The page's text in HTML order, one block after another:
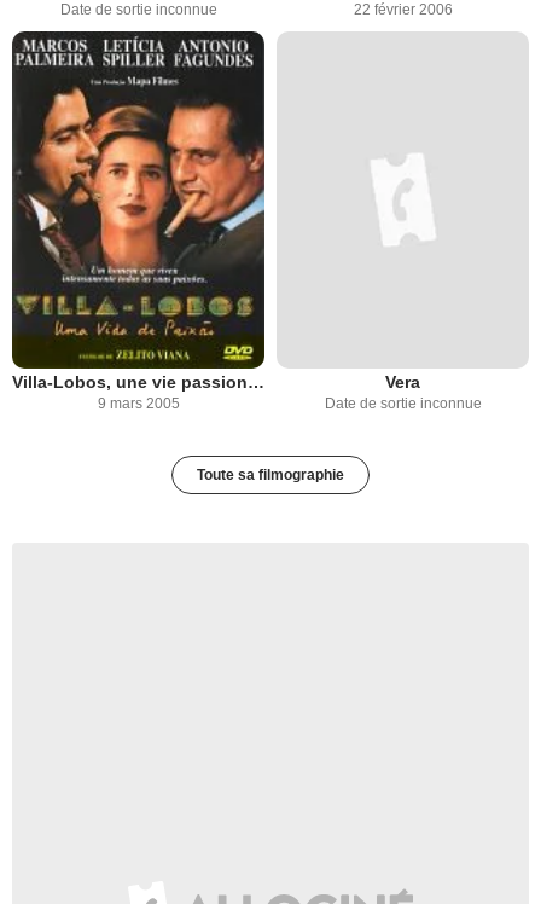
Date de sortie inconnue 22 février 2006
Villa-Lobos, une vie passionnée
9 mars 2005
Vera
Date de sortie inconnue
Toute sa filmographie